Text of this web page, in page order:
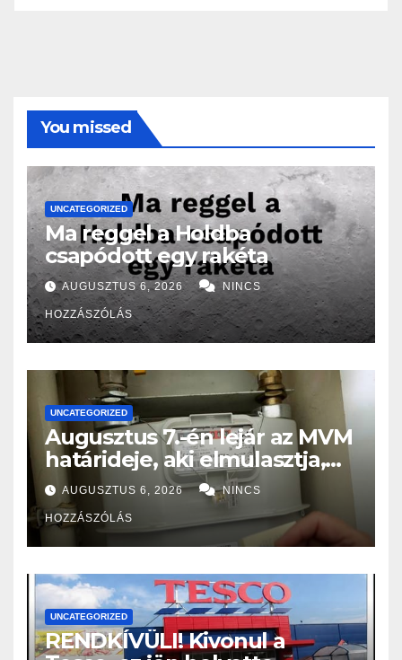
You missed
UNCATEGORIZED
Ma reggel a Holdba
csapódott egy rakéta
AUGUSZTUS 6, 2026 NINCS
HOZZÁSZÓLÁS
UNCATEGORIZED
Augusztus 7.-én lejár az MVM
határideje, aki elmulasztja,
nagy bajba kerülhet!
AUGUSZTUS 6, 2026 NINCS
HOZZÁSZÓLÁS
UNCATEGORIZED
RENDKÍVÜLI! Kivonul a